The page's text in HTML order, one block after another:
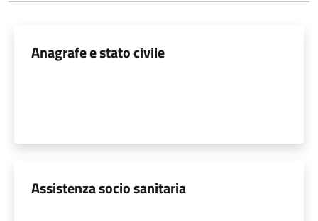
Anagrafe e stato civile
Assistenza socio sanitaria